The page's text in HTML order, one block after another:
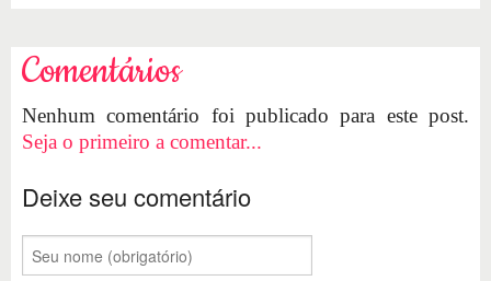
Comentários
Nenhum comentário foi publicado para este post.
Seja o primeiro a comentar...
Deixe seu comentário